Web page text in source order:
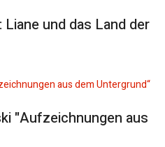
und das Land der
"Aufzeichnungen aus